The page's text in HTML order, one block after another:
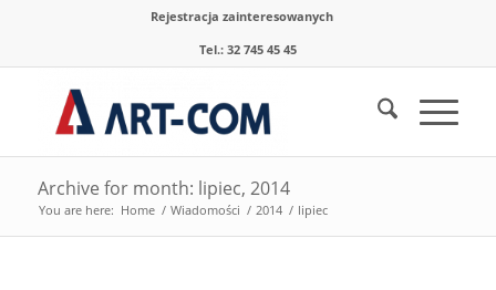
Rejestracja zainteresowanych
Tel.: 32 745 45 45
Archive for month: lipiec, 2014
You are here: Home / Wiadomości / 2014 / lipiec